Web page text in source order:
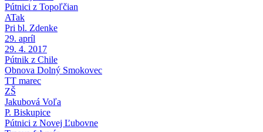
Pútnici z Topoľčian
ATak
Pri bl. Zdenke
29. apríl
29. 4. 2017
Pútnik z Chile
Obnova Dolný Smokovec
TT marec
ZŠ
Jakubová Voľa
P. Biskupice
Pútnici z Novej Ľubovne